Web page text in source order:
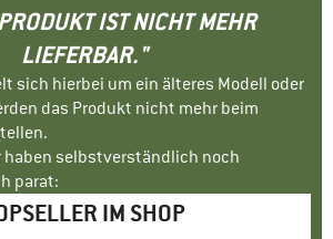
IST NICHT MEHR
LIEFERBAR."
sich hierbei um ein älteres Modell oder
das Produkt nicht mehr beim
haben selbstverständlich noch
parat:
IM SHOP